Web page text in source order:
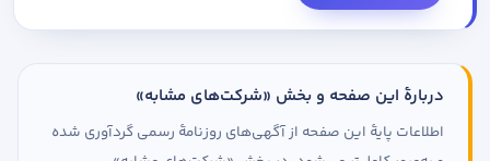
دربارهٔ این صفحه و بخش «شرکت‌های مشابه»
اطلاعات پایهٔ این صفحه از آگهی‌های روزنامهٔ رسمی گردآوری شده